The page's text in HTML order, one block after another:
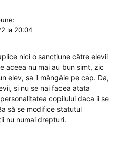
la 20:04
nici o sancțiune către elevii
aceea nu mai au bun simt, zic
elev, sa il mângâie pe cap. Da,
si nu se nai facea atata
copilului daca ii se
să se modifice statutul
nu numai drepturi.